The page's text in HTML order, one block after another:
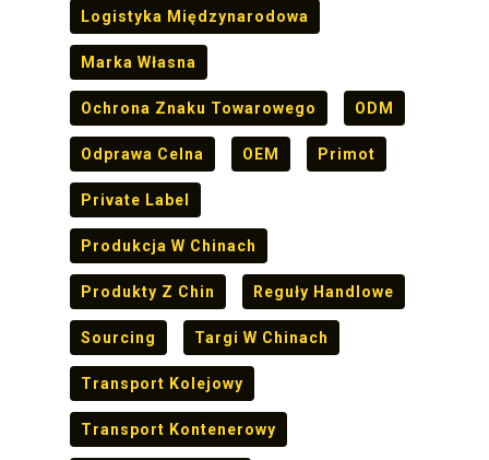
Logistyka Międzynarodowa
Marka Własna
Ochrona Znaku Towarowego ODM
Odprawa Celna OEM Primot
Private Label
Produkcja W Chinach
Produkty Z Chin Reguły Handlowe
Sourcing Targi W Chinach
Transport Kolejowy
Transport Kontenerowy